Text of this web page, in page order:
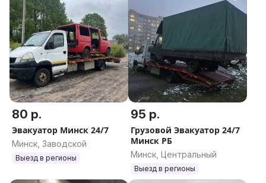
80 р.
Эвакуатор Минск 24/7
Минск, Заводской
Выезд в регионы
95 р.
Грузовой Эвакуатор 24/7
Минск РБ
Минск, Центральный
Выезд в регионы